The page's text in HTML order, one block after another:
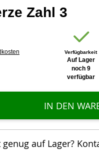
Zahl 3
Verfügbarkeit
Auf Lager
noch 9
verfügbar
IN DEN
auf Lager?